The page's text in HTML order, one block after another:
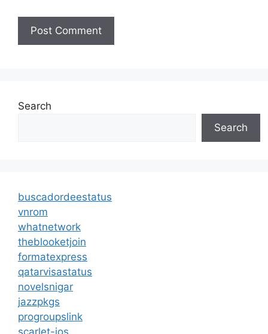
Search
Search
buscadordeestatus
vnrom
whatnetwork
theblooketjoin
formatexpress
qatarvisastatus
novelsnigar
jazzpkgs
progroupslink
scarlet-ios